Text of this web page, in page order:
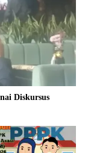
Diskursus